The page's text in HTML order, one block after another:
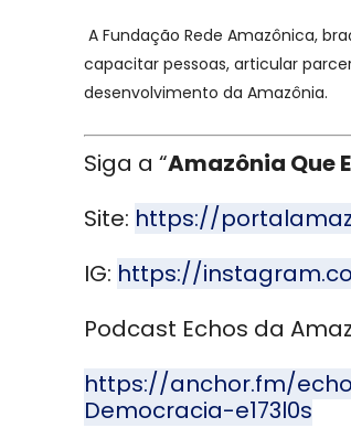
A Fundação Rede Amazônica,
capacitar pessoas, articular
desenvolvimento da Amazônia.
Siga a “Amazônia Que
Site: https://
IG: https://
Podcast Echos da
https://anchor.fm/
Democracia-e173l0s